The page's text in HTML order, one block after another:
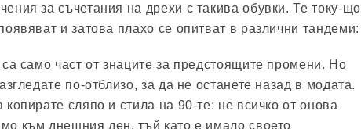
за съчетания на дрехи с такива обувки. Те току-що
и затова плахо се опитват в различни тандеми:
само част от знаците за предстоящите промени. Но
по-отблизо, за да не останете назад в модата.
сляпо и стила на 90-те: не всичко от онова
към днешния ден, тъй като е имало своето